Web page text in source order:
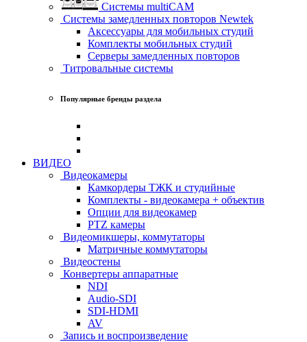
Системы multiCAM
Системы замедленных повторов Newtek
Аксессуары для мобильных студий
Комплекты мобильных студий
Серверы замедленных повторов
Титровальные системы
Популярные бренды раздела
ВИДЕО
Видеокамеры
Камкордеры ТЖК и студийные
Комплекты - видеокамера + объектив
Опции для видеокамер
PTZ камеры
Видеомикшеры, коммутаторы
Матричные коммутаторы
Видеостены
Конвертеры аппаратные
NDI
Audio-SDI
SDI-HDMI
AV
Запись и воспроизведение